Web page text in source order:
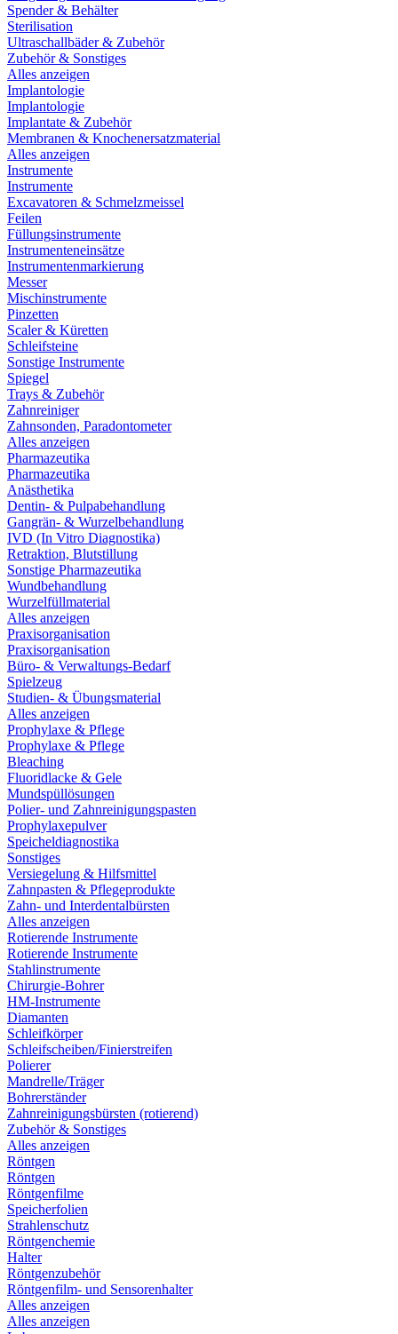
Spender & Behälter
Sterilisation
Ultraschallbäder & Zubehör
Zubehör & Sonstiges
Alles anzeigen
Implantologie
Implantologie
Implantate & Zubehör
Membranen & Knochenersatzmaterial
Alles anzeigen
Instrumente
Instrumente
Excavatoren & Schmelzmeissel
Feilen
Füllungsinstrumente
Instrumenteneinsätze
Instrumentenmarkierung
Messer
Mischinstrumente
Pinzetten
Scaler & Küretten
Schleifsteine
Sonstige Instrumente
Spiegel
Trays & Zubehör
Zahnreiniger
Zahnsonden, Paradontometer
Alles anzeigen
Pharmazeutika
Pharmazeutika
Anästhetika
Dentin- & Pulpabehandlung
Gangrän- & Wurzelbehandlung
IVD (In Vitro Diagnostika)
Retraktion, Blutstillung
Sonstige Pharmazeutika
Wundbehandlung
Wurzelfüllmaterial
Alles anzeigen
Praxisorganisation
Praxisorganisation
Büro- & Verwaltungs-Bedarf
Spielzeug
Studien- & Übungsmaterial
Alles anzeigen
Prophylaxe & Pflege
Prophylaxe & Pflege
Bleaching
Fluoridlacke & Gele
Mundspüllösungen
Polier- und Zahnreinigungspasten
Prophylaxepulver
Speicheldiagnostika
Sonstiges
Versiegelung & Hilfsmittel
Zahnpasten & Pflegeprodukte
Zahn- und Interdentalbürsten
Alles anzeigen
Rotierende Instrumente
Rotierende Instrumente
Stahlinstrumente
Chirurgie-Bohrer
HM-Instrumente
Diamanten
Schleifkörper
Schleifscheiben/Finierstreifen
Polierer
Mandrelle/Träger
Bohrerständer
Zahnreinigungsbürsten (rotierend)
Zubehör & Sonstiges
Alles anzeigen
Röntgen
Röntgen
Röntgenfilme
Speicherfolien
Strahlenschutz
Röntgenchemie
Halter
Röntgenzubehör
Röntgenfilm- und Sensorenhalter
Alles anzeigen
Alles anzeigen